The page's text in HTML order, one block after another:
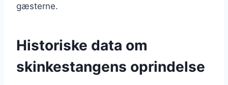
gæsterne.
Historiske data om
skinkestangens oprindelse